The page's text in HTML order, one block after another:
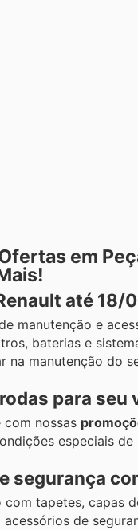
em
até 18/
manutenção e
baterias e
na manutenção do
para seu
com nossas
especiais
segurança
tapetes, capas
de